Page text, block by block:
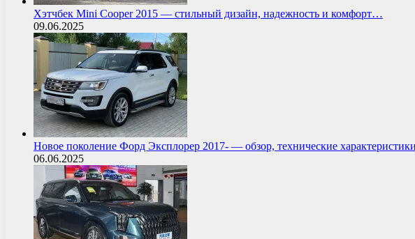
Хэтчбек Mini Cooper 2015 — стильный дизайн, надежность и комфорт…
09.06.2025
Новое поколение Форд Эксплорер 2017- — обзор, технические
06.06.2025